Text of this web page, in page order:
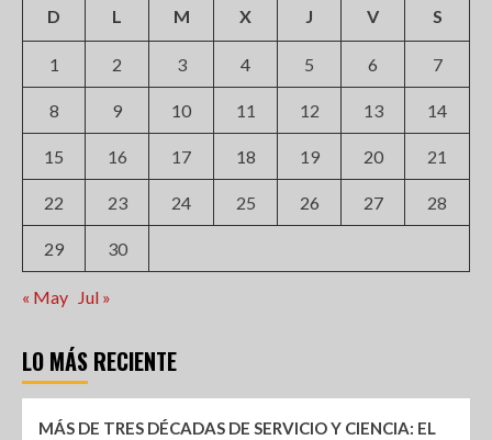
D L M X J V S
1 2 3 4 5 6 7
8 9 10 11 12 13 14
15 16 17 18 19 20 21
22 23 24 25 26 27 28
29 30
« May Jul »
LO MÁS RECIENTE
MÁS DE TRES DÉCADAS DE SERVICIO Y CIENCIA: EL